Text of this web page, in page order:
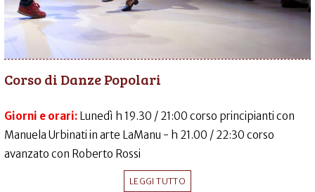
Corso di Danze Popolari
Giorni e orari: Lunedì h 19.30 / 21:00 corso principianti con
Manuela Urbinati in arte LaManu - h 21.00 / 22:30 corso
avanzato con Roberto Rossi
LEGGI TUTTO